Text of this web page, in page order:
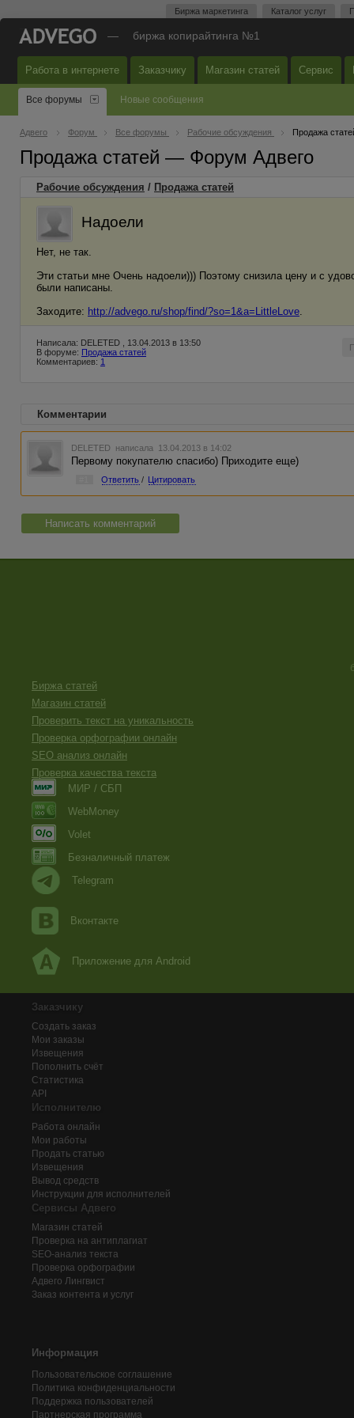
Биржа маркетинга Каталог услуг
— биржа копирайтинга №1
Работа в интернете Заказчику Магазин статей Сервис
Все форумы Новые сообщения
Адвего Форум Все форумы Рабочие обсуждения Продажа
Продажа статей — Форум Адвего
Рабочие обсуждения / Продажа статей
Надоели
Нет, не так.
Эти статьи мне Очень надоели))) Поэтому снизила цену и с
были написаны.
Заходите: http://advego.ru/shop/find/?so=1&a=LittleLove.
Написала: DELETED , 13.04.2013 в 13:50
В форуме: Продажа статей
Комментариев: 1
Комментарии
DELETED написала 13.04.2013 в 14:02
Первому покупателю спасибо) Приходите еще)
Ответить / Цитировать
Написать комментарий
Биржа статей
Магазин статей
Проверить текст на уникальность
Проверка орфографии онлайн
SEO анализ онлайн
Проверка качества текста
МИР / СБП
WebMoney
Volet
Безналичный платеж
Telegram
Вконтакте
Приложение для Android
Заказчику
Создать заказ
Мои заказы
Извещения
Пополнить счёт
Статистика
API
Исполнителю
Работа онлайн
Мои работы
Продать статью
Извещения
Вывод средств
Инструкции для исполнителей
Сервисы Адвего
Магазин статей
Проверка на антиплагиат
SEO-анализ текста
Проверка орфографии
Адвего Лингвист
Заказ контента и услуг
Информация
Пользовательское соглашение
Политика конфиденциальности
Поддержка пользователей
Партнерская программа